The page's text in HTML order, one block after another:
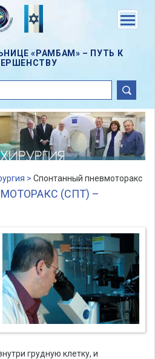
«РАМБАМ» – ПУТЬ К
> Спонтанный пневмоторакс
(СПТ) –
грудную клетку, и